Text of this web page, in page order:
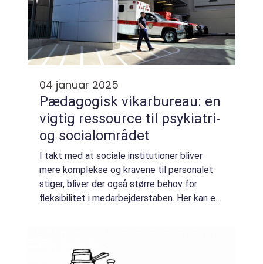
04 januar 2025
Pædagogisk vikarbureau: en
vigtig ressource til psykiatri-
og socialområdet
I takt med at sociale institutioner bliver
mere komplekse og kravene til personalet
stiger, bliver der også større behov for
fleksibilitet i medarbejderstaben. Her kan et